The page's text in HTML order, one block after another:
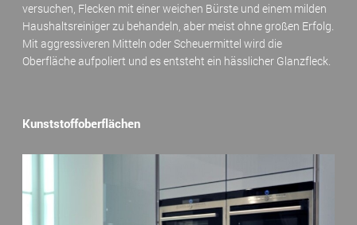
versuchen, Flecken mit einer weichen Bürste und einem milden
Haushaltsreiniger zu behandeln, aber meist ohne großen Erfolg.
Mit aggressiveren Mitteln oder Scheuermittel wird die
Oberfläche aufpoliert und es entsteht ein hässlicher Glanzfleck.
Kunststoffoberflächen